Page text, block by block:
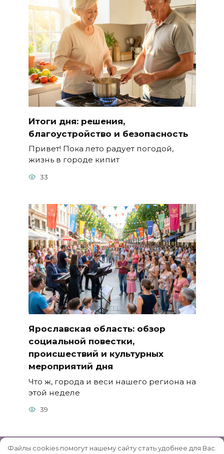
Итоги дня: решения,
благоустройство и безопасность
Привет! Пока лето радует погодой,
жизнь в городе кипит
33
Ярославская область: обзор
социальной повестки,
происшествий и культурных
мероприятий дня
Что ж, города и веси нашего региона на
этой неделе
39
Файлы cookies помогут нашему сайту стать удобнее для Вас.